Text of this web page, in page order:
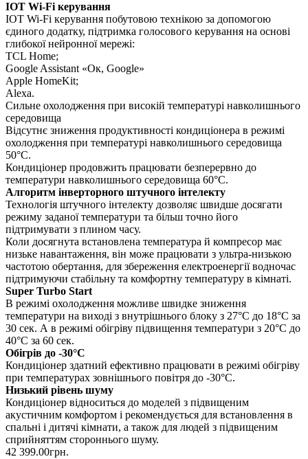
IOT Wi-Fi керування
IOT Wi-Fi керування побутовою технікою за допомогою
єдиного додатку, підтримка голосового керування на основі
глибокої нейронної мережі:
TCL Home;
Google Assistant «Ок, Google»
Apple HomeKit;
Alexa.
Сильне охолодження при високій температурі навколишнього
середовища
Відсутнє зниження продуктивності кондиціонера в режимі
охолодження при температурі навколишнього середовища
50°C.
Кондиціонер продовжить працювати безперервно до
температури навколишнього середовища 60°C.
Алгоритм інверторного штучного інтелекту
Технологія штучного інтелекту дозволяє швидше досягати
режиму заданої температури та більш точно його
підтримувати з плином часу.
Коли досягнута встановлена температура й компресор має
низьке навантаження, він може працювати з ультра-низькою
частотою обертання, для збереження електроенергії водночас
підтримуючи стабільну та комфортну температуру в кімнаті.
Super Turbo Start
В режимi охолодження можливе швидке зниження
температури на виходi з внутрiшнього блоку з 27°С до 18°С за
30 сек. А в режимi обiгрiву пiдвищення температури з 20°С до
40°С за 60 сек.
Обігрів до -30°С
Кондиціонер здатний ефективно працювати в режимі обігріву
при температурах зовнішнього повітря до -30°С.
Низький рівень шуму
Кондиціонер відноситься до моделей з підвищеним
акустичним комфортом і рекомендується для встановлення в
спальні і дитячі кімнати, а також для людей з підвищеним
сприйняттям стороннього шуму.
42 399.00грн.